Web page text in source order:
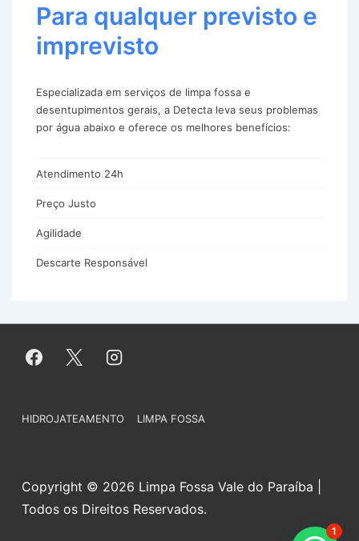
Para qualquer previsto e
imprevisto
Especializada em serviços de limpa fossa e
desentupimentos gerais, a Detecta leva seus problemas
por água abaixo e oferece os melhores benefícios:
Atendimento 24h
Preço Justo
Agilidade
Descarte Responsável
Menu
Rodapé
HIDROJATEAMENTO LIMPA FOSSA
Copyright © 2026 Limpa Fossa Vale do Paraíba |
Todos os Direitos Reservados.
1